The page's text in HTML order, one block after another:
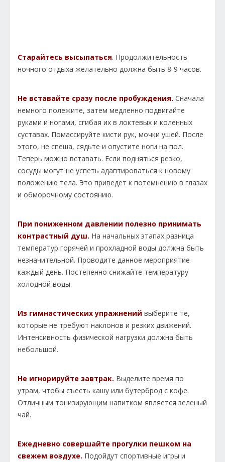
Старайтесь высыпаться. Продолжительность
ночного отдыха желательно должна быть 8-9 часов.
Не вставайте сразу после пробуждения. Сначала
немного полежите, затем медленно подвигайте
руками и ногами, сгибая их в локтевых и коленных
суставах. Помассируйте кисти рук, мочки ушей. После
этого, не спеша, сядьте и опустите ноги на пол.
Теперь можно вставать. Если подняться резко,
сосуды могут не успеть адаптироваться к новому
положению тела. Это приведет к потемнению в глазах
и обморочному состоянию.
При пониженном давлении полезно принимать
контрастный душ. На начальных этапах разница
температур горячей и прохладной воды должна быть
незначительной. Проводите данное мероприятие
каждый день. Постепенно снижайте температуру
холодной воды.
Из гимнастических упражнений выберите те,
которые не требуют наклонов и резких движений.
Интенсивность физической нагрузки должна быть
небольшой.
Не игнорируйте завтрак. Выделите время по
утрам, чтобы съесть кашу или бутерброд с кофе.
Отличным тонизирующим напитком является зеленый
чай.
Ежедневно совершайте прогулки пешком на
свежем воздухе. Подойдут спортивные игры и